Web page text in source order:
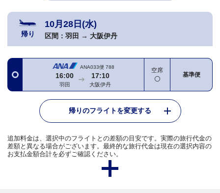
帰り
10月28日(水)
区間： 羽田 → 大阪伊丹
ANA033便 788
16:00
羽田
17:10
大阪伊丹
空席
基準便
帰りのフライトを変更する
追加料金は、選択中のフライトとの差額の目安です。実際の旅行代金の
差額と異なる場合がございます。最終的な旅行代金は現在の選択内容の
お支払金額合計を必ずご確認ください。